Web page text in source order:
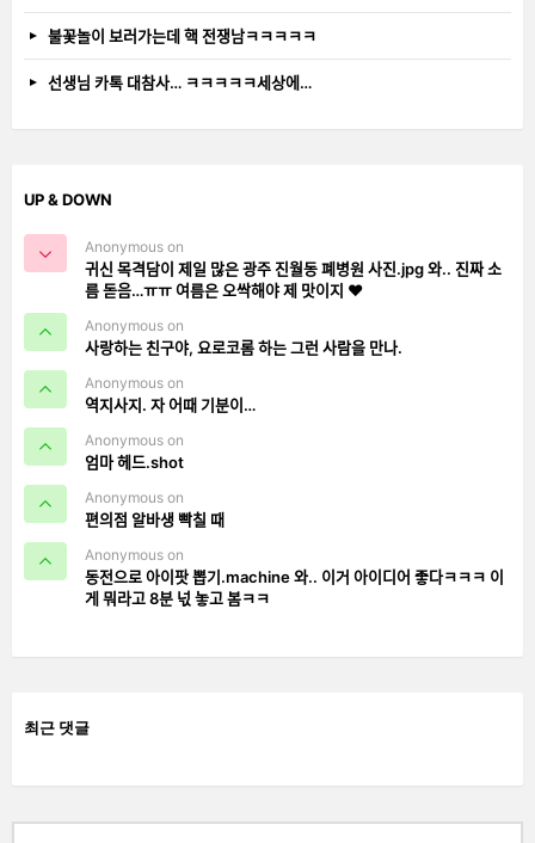
불꽃놀이 보러가는데 핵 전쟁남ㅋㅋㅋㅋㅋ
선생님 카톡 대참사… ㅋㅋㅋㅋㅋ세상에…
UP & DOWN
Anonymous on
귀신 목격담이 제일 많은 광주 진월동 폐병원 사진.jpg 와.. 진짜 소
름 돋음…ㅠㅠ 여름은 오싹해야 제 맛이지 ❤️
Anonymous on
사랑하는 친구야, 요로코롬 하는 그런 사람을 만나.
Anonymous on
역지사지. 자 어때 기분이…
Anonymous on
엄마 헤드.shot
Anonymous on
편의점 알바생 빡칠 때
Anonymous on
동전으로 아이팟 뽑기.machine 와.. 이거 아이디어 좋다ㅋㅋㅋ 이
게 뭐라고 8분 넋 놓고 봄ㅋㅋ
최근 댓글